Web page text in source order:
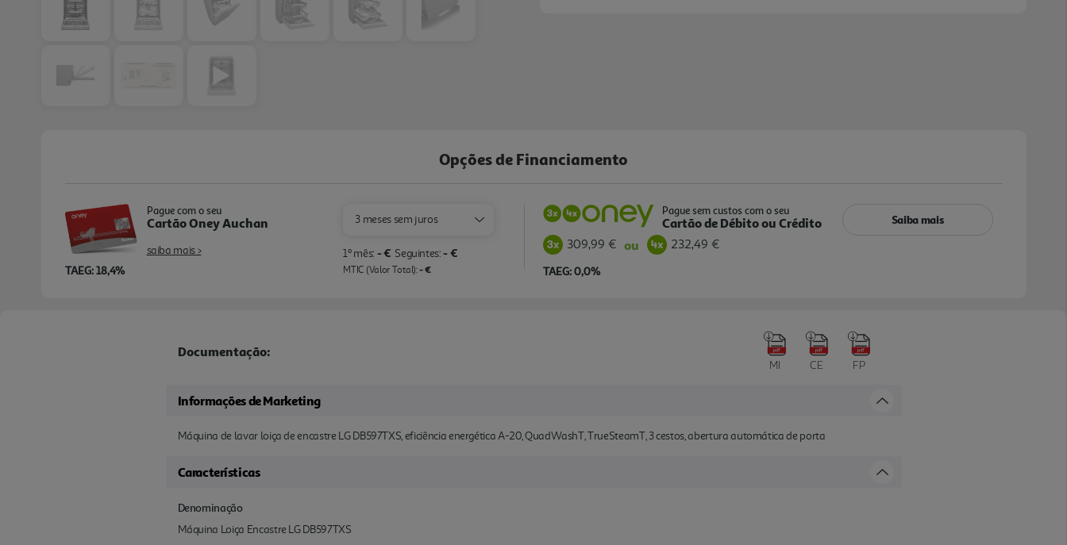
Opções de Financiamento
TAEG: 18,4%
Pague com o seu
Cartão Oney Auchan
saiba mais >
3 meses sem juros
1º mês: - € Seguintes:- €
MTIC (Valor Total):- €
Pague sem custos com o seu
Cartão de Débito ou Crédito
309,99 € ou 232,49 €
TAEG: 0,0%
Saiba mais
Documentação:
MI CE FP
Informações de Marketing
Máquina de lavar loiça de encastre LG DB597TXS, eficiência energética A-20, QuadWashT, TrueSteamT, 3 cestos, abertura automática de porta
Características
Denominação
Máquina Loiça Encastre LG DB597TXS